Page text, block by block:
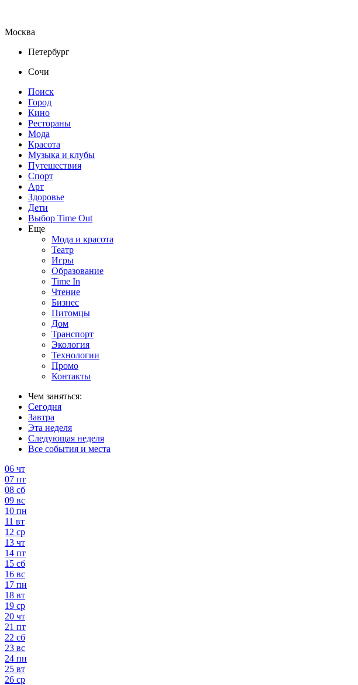
Москва
Петербург
Сочи
Поиск
Город
Кино
Рестораны
Мода
Красота
Музыка и клубы
Путешествия
Спорт
Арт
Здоровье
Дети
Выбор Time Out
Еще
Мода и красота
Театр
Игры
Образование
Time In
Чтение
Бизнес
Питомцы
Дом
Транспорт
Экология
Технологии
Промо
Контакты
Чем заняться:
Сегодня
Завтра
Эта неделя
Следующая неделя
Все события и места
06 чт
07 пт
08 сб
09 вс
10 пн
11 вт
12 ср
13 чт
14 пт
15 сб
16 вс
17 пн
18 вт
19 ср
20 чт
21 пт
22 сб
23 вс
24 пн
25 вт
26 ср